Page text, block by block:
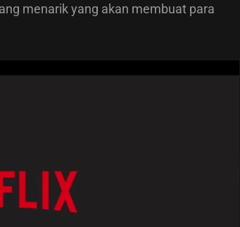
menarik yang akan membuat para